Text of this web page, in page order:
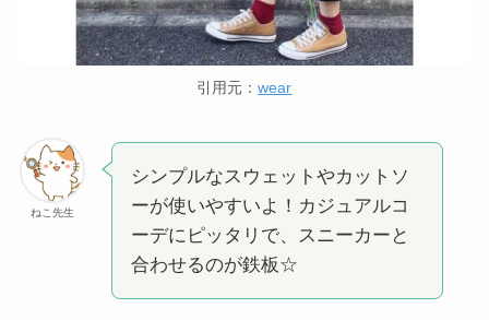
引用元：wear
ねこ先生
シンプルなスウェットやカットソ
ーが使いやすいよ！カジュアルコ
ーデにピッタリで、スニーカーと
合わせるのが鉄板☆